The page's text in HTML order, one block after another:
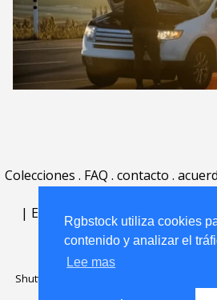
Rgbstock utiliza cookies
contenido y analizar el
Lee mas
Colecciones . FAQ . contacto .
| English | Deutsch| Español
Nederlands
Shutterstock official partner of Rgbstock
Rgbstock